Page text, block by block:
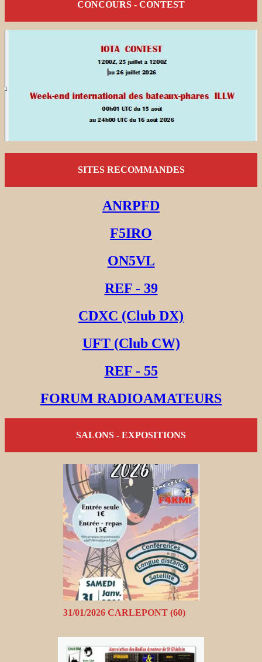
CONCOURS - CONTEST
SITES RECOMMANDES
ANRPFD
F5IRO
ON5VL
REF - 39
CDXC (Club DX)
UFT (Club CW)
REF - 55
FORUM RADIOAMATEURS
SALONS - EXPOSITIONS
31/01/2026 CARLEPONT (60)